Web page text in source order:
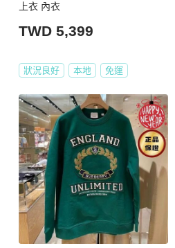
上衣 內衣
TWD 5,399
狀況良好 本地 免運